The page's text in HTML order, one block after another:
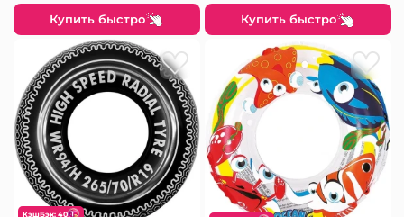
Купить быстро Купить быстро
КэшБэк: 40